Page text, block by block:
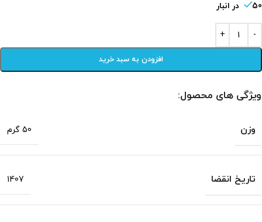
50 در انبار
افزودن به سبد خرید
ویژگی های محصول:
وزن 50 گرم
تاریخ انقضا 1407